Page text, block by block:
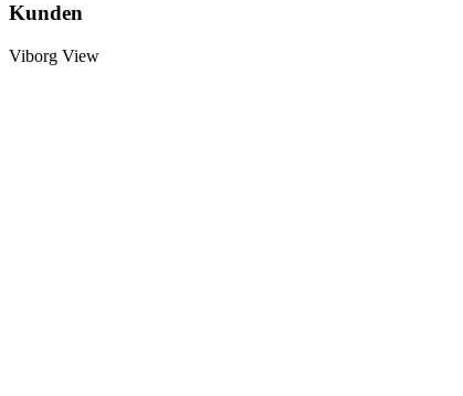
Kunden
Viborg View